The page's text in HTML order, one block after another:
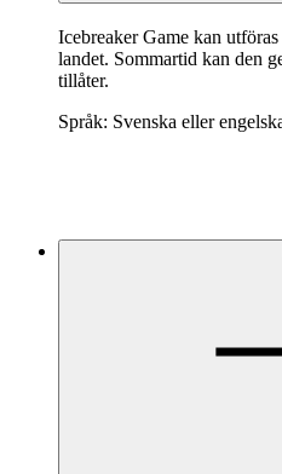
Icebreaker Game kan
landet. Sommartid kan den
tillåter.
Språk: Svenska eller